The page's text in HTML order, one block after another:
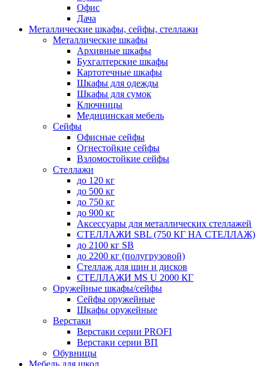
Офис
Дача
Металлические шкафы, сейфы, стеллажи
Металлические шкафы
Архивные шкафы
Бухгалтерские шкафы
Картотечные шкафы
Шкафы для одежды
Шкафы для сумок
Ключницы
Медицинская мебель
Сейфы
Офисные сейфы
Огнестойкие сейфы
Взломостойкие сейфы
Стеллажи
до 120 кг
до 500 кг
до 750 кг
до 900 кг
Аксессуары для металлических стеллажей
СТЕЛЛАЖИ SBL (750 КГ НА СТЕЛЛАЖ)
до 2100 кг SB
до 2200 кг (полугрузовой)
Стеллаж для шин и дисков
СТЕЛЛАЖИ MS U 2000 КГ
Оружейные шкафы/сейфы
Сейфы оружейные
Шкафы оружейные
Верстаки
Верстаки серии PROFI
Верстаки серии ВП
Обувницы
Мебель для школ